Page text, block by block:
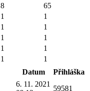
8
65
1
1
1
1
1
1
1
1
1
1
Datum
Přihláška
6. 11. 2021
59581